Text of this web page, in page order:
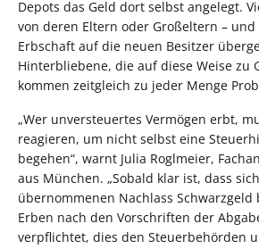
Depots das Geld dort selbst angelegt.
von deren Eltern oder Großeltern –
Erbschaft auf die neuen Besitzer
Hinterbliebene, die auf diese Weise zu
kommen zeitgleich zu jeder Menge
„Wer unversteuertes Vermögen erbt,
reagieren, um nicht selbst eine
begehen“, warnt Julia Roglmeier,
aus München. „Sobald klar ist, dass
übernommenen Nachlass
Erben nach den Vorschriften der
verpflichtet, dies den Steuerbehörden